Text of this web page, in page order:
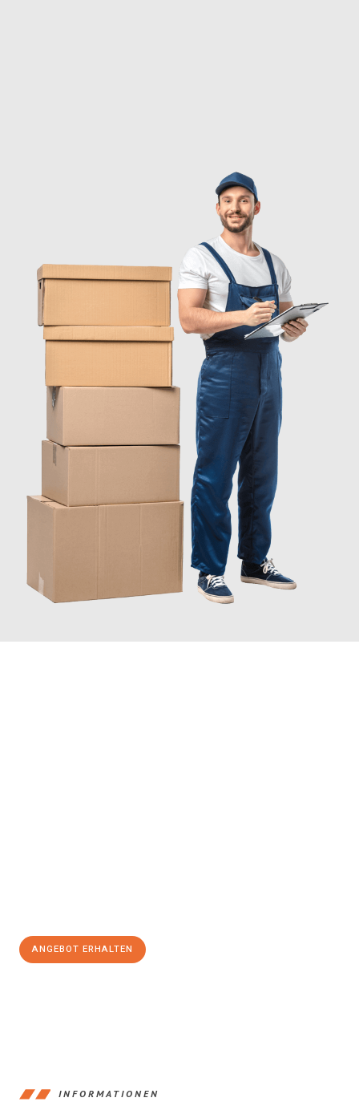
ANGEBOT ERHALTEN
INFORMATIONEN